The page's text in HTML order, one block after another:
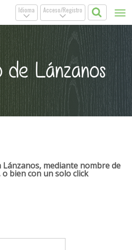
Acceso/Registro
.
Idioma
.
Lánzanos
mediante nombre de
bien con un solo click